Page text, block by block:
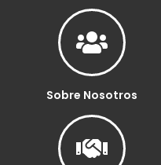
Sobre Nosotros